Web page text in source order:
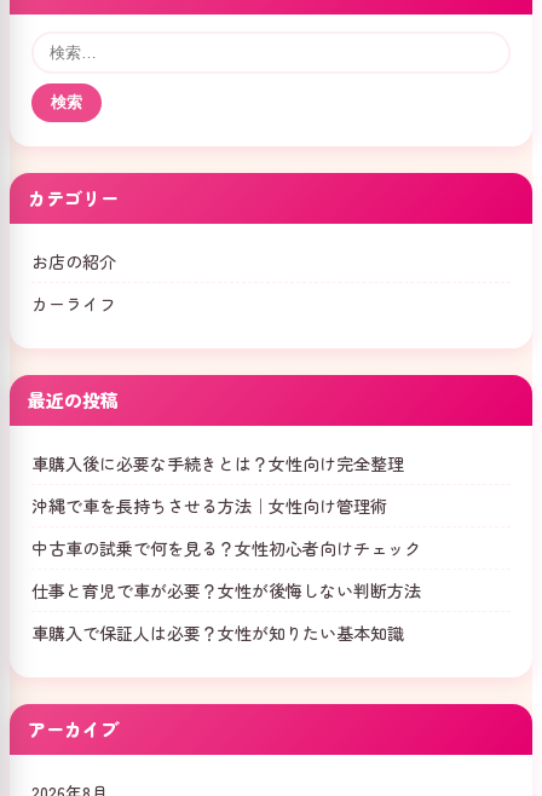
カテゴリー
お店の紹介
カーライフ
最近の投稿
車購入後に必要な手続きとは？女性向け完全整理
沖縄で車を長持ちさせる方法｜女性向け管理術
中古車の試乗で何を見る？女性初心者向けチェック
仕事と育児で車が必要？女性が後悔しない判断方法
車購入で保証人は必要？女性が知りたい基本知識
アーカイブ